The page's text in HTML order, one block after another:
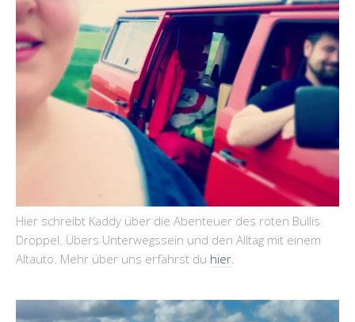
Hier schreibt Kaddy über die Abenteuer des roten Bullis
Dröppel. Übers Unterwegssein und den Alltag mit einem
Altauto. Mehr über uns erfährst du hier